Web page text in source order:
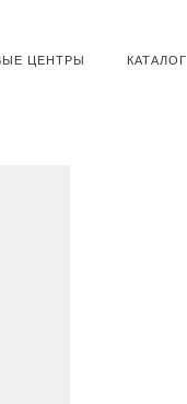
ЦЕНТРЫ КАТАЛОГ